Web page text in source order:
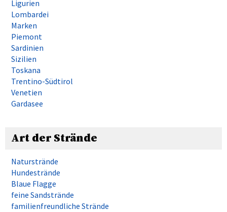
Ligurien
Lombardei
Marken
Piemont
Sardinien
Sizilien
Toskana
Trentino-Südtirol
Venetien
Gardasee
Art der Strände
Naturstrände
Hundestrände
Blaue Flagge
feine Sandstrände
familienfreundliche Strände